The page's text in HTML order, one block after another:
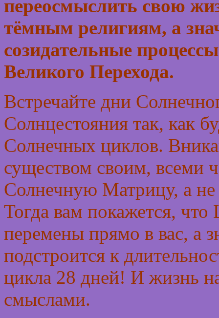
переосмыслить свою
тёмным религиям, а
созидательные
Великого Перехода.
Встречайте дни
Солнцестояния так, как
Солнечных циклов.
существом своим, всеми
Солнечную Матрицу, а
Тогда вам покажется,
перемены прямо в вас, а
подстроится к
цикла 28 дней! И жизнь
смыслами.